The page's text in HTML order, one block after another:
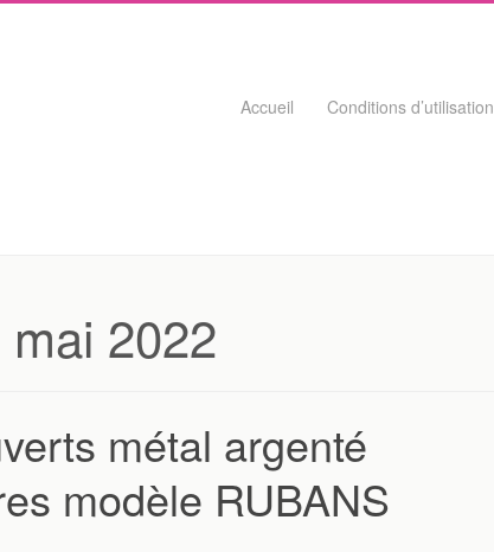
Skip to content
Accueil Conditions d’utilisation
mai 2022
métal argenté
modèle RUBANS